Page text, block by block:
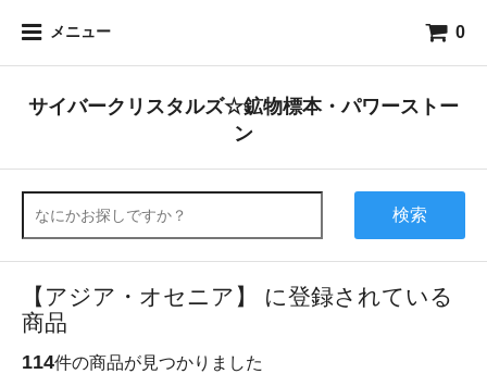
メニュー 0
サイバークリスタルズ☆鉱物標本・パワーストー
ン
検索
【アジア・オセニア】 に登録されている
商品
114件の商品が見つかりました